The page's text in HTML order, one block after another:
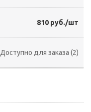
810 руб./шт
Доступно для заказа (2)